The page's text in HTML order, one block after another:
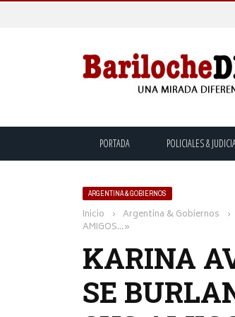
PORTADA POLICIALES &
ARGENTINA & GOBIERNOS
Inicio › Argentina & Gobiernos ›
AMIGOS…»
KARINA
SE